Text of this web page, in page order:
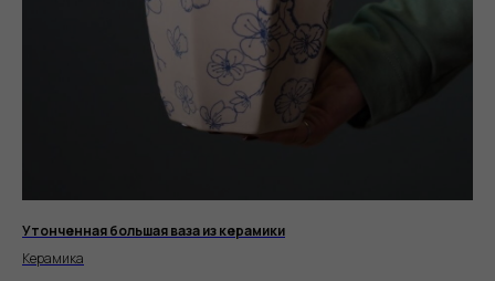
Утонченная большая ваза из керамики
Керамика